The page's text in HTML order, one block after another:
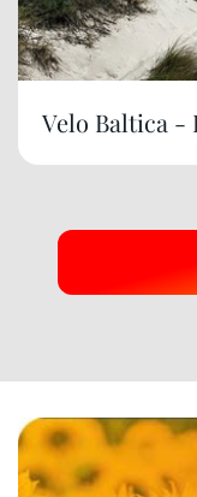
Velo Baltica -